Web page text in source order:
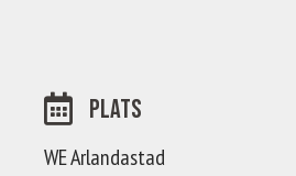
Plats
WE Arlandastad